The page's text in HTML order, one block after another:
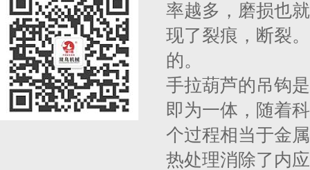
率越多，磨损也
现了裂痕，断裂
的。
手拉葫芦的吊钩
即为一体，随着
个过程相当于金
热处理消除了内